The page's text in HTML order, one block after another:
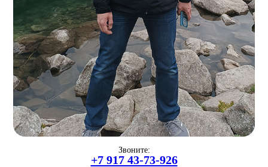
Звоните:
+7 917 43-73-926